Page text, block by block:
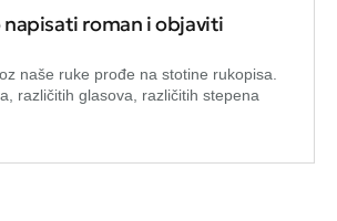
napisati roman i objaviti
naše ruke prođe na stotine rukopisa.
različitih glasova, različitih stepena